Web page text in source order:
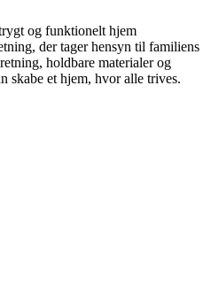
og funktionelt hjem
der tager hensyn til familiens
holdbare materialer og
skabe et hjem, hvor alle trives.